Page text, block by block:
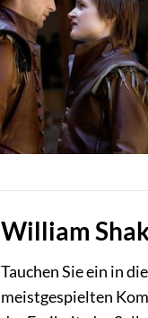
William
Tauchen Sie ein in
meistgespielten